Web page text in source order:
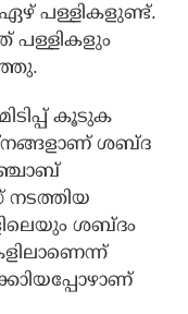
ഏഴ് പള്ളികളുണ്ട്.
പള്ളികളും
കൂടുക
ശബ്ദ
ശബ്ദം